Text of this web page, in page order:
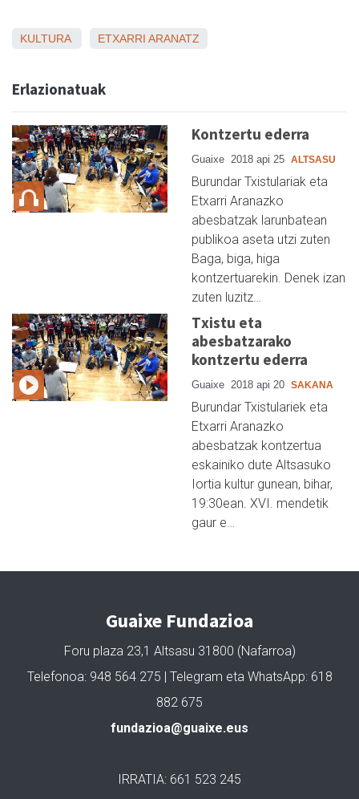
KULTURA ETXARRI ARANATZ
Erlazionatuak
Kontzertu ederra
Guaixe 2018 api 25 ALTSASU
Burundar Txistulariak eta
Etxarri Aranazko
abesbatzak larunbatean
publikoa aseta utzi zuten
Baga, biga, higa
kontzertuarekin. Denek izan
zuten luzitz…
Txistu eta
abesbatzarako
kontzertu ederra
Guaixe 2018 api 20 SAKANA
Burundar Txistulariek eta
Etxarri Aranazko
abesbatzak kontzertua
eskainiko dute Altsasuko
Iortia kultur gunean, bihar,
19:30ean. XVI. mendetik
gaur e…
Guaixe Fundazioa
Foru plaza 23,1 Altsasu 31800 (Nafarroa)
Telefonoa: 948 564 275 | Telegram eta WhatsApp: 618
882 675
fundazioa@guaixe.eus
IRRATIA: 661 523 245